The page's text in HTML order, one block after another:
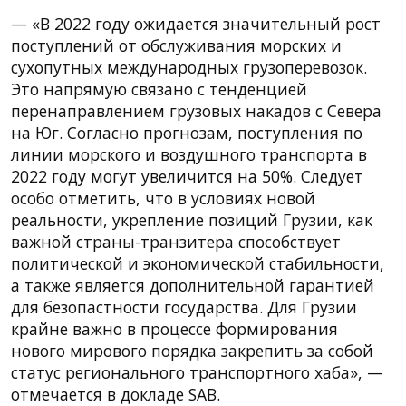
— «В 2022 году ожидается значительный рост
поступлений от обслуживания морских и
сухопутных международных грузоперевозок.
Это напрямую связано с тенденцией
перенаправлением грузовых накадов с Севера
на Юг. Согласно прогнозам, поступления по
линии морского и воздушного транспорта в
2022 году могут увеличится на 50%. Следует
особо отметить, что в условиях новой
реальности, укрепление позиций Грузии, как
важной страны-транзитера способствует
политической и экономической стабильности,
а также является дополнительной гарантией
для безопастности государства. Для Грузии
крайне важно в процессе формирования
нового мирового порядка закрепить за собой
статус регионального транспортного хаба», —
отмечается в докладе SAB.